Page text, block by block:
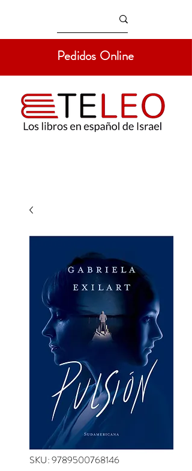
Pedidos Online
SKU: 9789500768146